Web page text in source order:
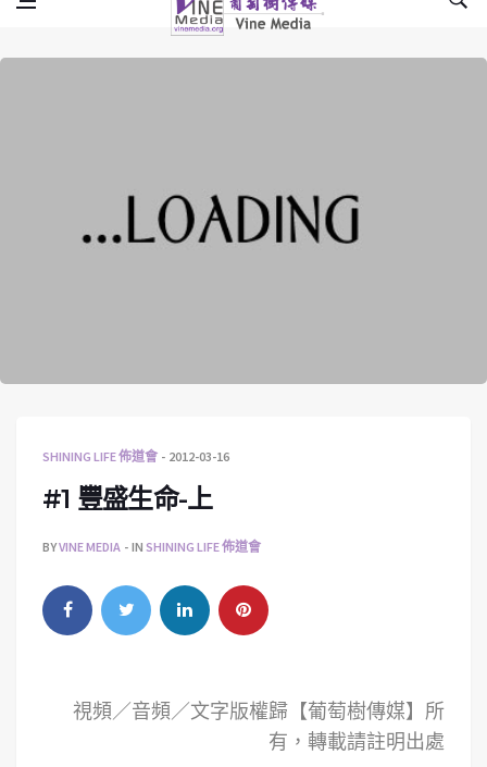
Vine Media
葡萄樹傳媒
SHINING LIFE 佈道會 2012-03-16
#1 豐盛生命-上
BYVINE MEDIA IN SHINING LIFE 佈道會
視頻／音頻／文字版權歸【葡萄樹傳媒】所
有，轉載請註明出處